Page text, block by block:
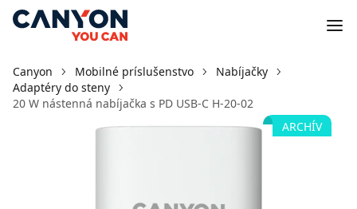
Canyon Mobilné príslušenstvo
Nabíjačky
Adaptéry do steny
20 W nástenná nabíjačka s PD USB-C H-20-02
ARCHÍV